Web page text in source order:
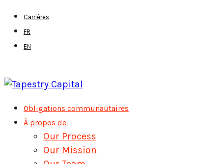
Skip
main
Carrières
FR
EN
MenuObligations communautaires
À propos de
Our Process
Our Mission